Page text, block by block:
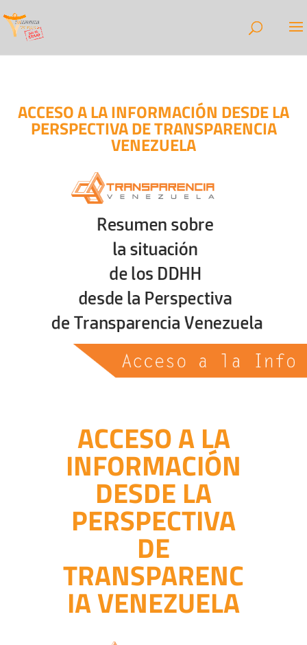
ACCESO A LA INFORMACIÓN DESDE LA
PERSPECTIVA DE TRANSPARENCIA
VENEZUELA
ACCESO A LA
INFORMACIÓN
DESDE LA
PERSPECTIVA
DE
TRANSPARENC
IA VENEZUELA